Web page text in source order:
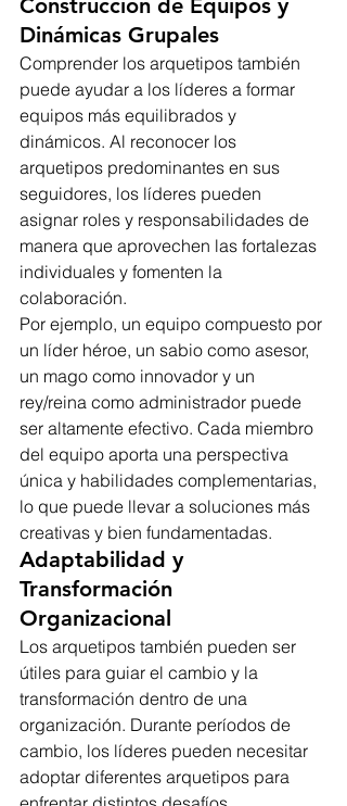
Construcción de Equipos y
Dinámicas Grupales
Comprender los arquetipos también
puede ayudar a los líderes a formar
equipos más equilibrados y
dinámicos. Al reconocer los
arquetipos predominantes en sus
seguidores, los líderes pueden
asignar roles y responsabilidades de
manera que aprovechen las fortalezas
individuales y fomenten la
colaboración.
Por ejemplo, un equipo compuesto por
un líder héroe, un sabio como asesor,
un mago como innovador y un
rey/reina como administrador puede
ser altamente efectivo. Cada miembro
del equipo aporta una perspectiva
única y habilidades complementarias,
lo que puede llevar a soluciones más
creativas y bien fundamentadas.
Adaptabilidad y
Transformación
Organizacional
Los arquetipos también pueden ser
útiles para guiar el cambio y la
transformación dentro de una
organización. Durante períodos de
cambio, los líderes pueden necesitar
adoptar diferentes arquetipos para